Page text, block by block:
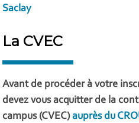
Saclay
La CVEC
Avant de procéder à votre
devez vous acquitter de la
campus (CVEC)auprès du